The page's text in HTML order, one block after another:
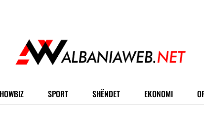
SPORT SHËNDET EKONOMI